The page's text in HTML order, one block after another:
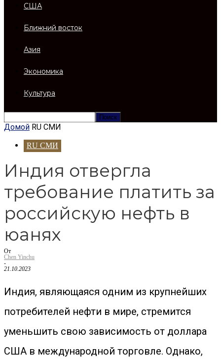
США
Ближний восток
Азия
Экономика
Культура
Домой RU СМИ
RU СМИ
Индия отвергла
требование платить за
российскую нефть в
юанях
От
Chen Yinchu
-
21.10.2023
Индия, являющаяся одним из крупнейших
потребителей нефти в мире, стремится
уменьшить свою зависимость от доллара
США в международной торговле. Однако,